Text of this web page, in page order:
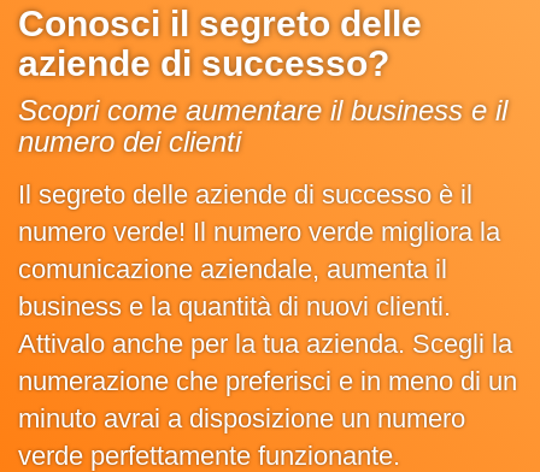
Conosci il segreto delle
aziende di successo?
Scopri come aumentare il business e il
numero dei clienti
Il segreto delle aziende di successo è il
numero verde! Il numero verde migliora la
comunicazione aziendale, aumenta il
business e la quantità di nuovi clienti.
Attivalo anche per la tua azienda. Scegli la
numerazione che preferisci e in meno di un
minuto avrai a disposizione un numero
verde perfettamente funzionante.